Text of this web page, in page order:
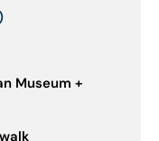
Museum +